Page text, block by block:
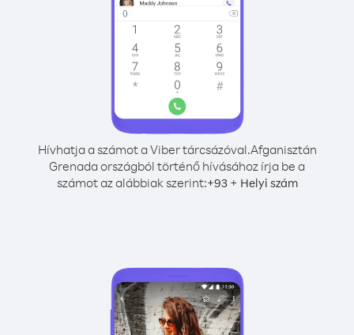
Hívhatja a számot a Viber tárcsázóval.Afganisztán
Grenada országból történő hívásához írja be a
számot az alábbiak szerint:+93+ Helyi szám